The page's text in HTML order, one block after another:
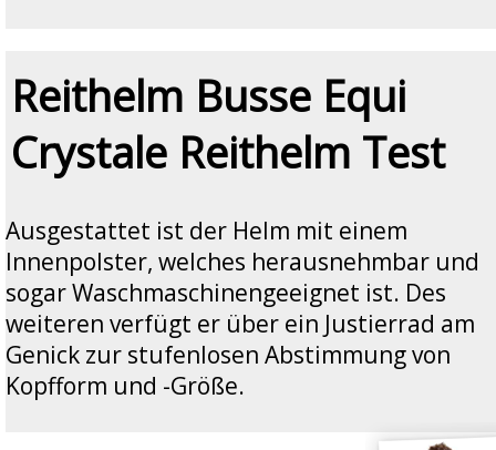
Reithelm Busse Equi
Crystale Reithelm Test
Ausgestattet ist der Helm mit einem
Innenpolster, welches herausnehmbar und
sogar Waschmaschinengeeignet ist. Des
weiteren verfügt er über ein Justierrad am
Genick zur stufenlosen Abstimmung von
Kopfform und -Größe.